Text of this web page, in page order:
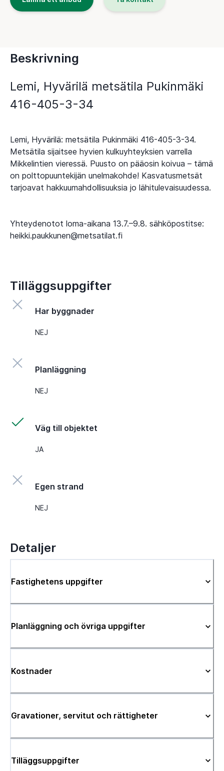
Beskrivning
Lemi, Hyvärilä metsätila Pukinmäki
416-405-3-34
Lemi, Hyvärilä: metsätila Pukinmäki 416-405-3-34.
Metsätila sijaitsee hyvien kulkuyhteyksien varrella
Mikkelintien vieressä. Puusto on pääosin koivua – tämä
on polttopuuntekijän unelmakohde! Kasvatusmetsät
tarjoavat hakkuumahdollisuuksia jo lähitulevaisuudessa.
Yhteydenotot loma-aikana 13.7.–9.8. sähköpostitse:
heikki.paukkunen@metsatilat.fi
Tilläggsuppgifter
Har byggnader
NEJ
Planläggning
NEJ
Väg till objektet
JA
Egen strand
NEJ
Detaljer
Fastighetens uppgifter
Planläggning och övriga uppgifter
Kostnader
Gravationer, servitut och rättigheter
Tilläggsuppgifter